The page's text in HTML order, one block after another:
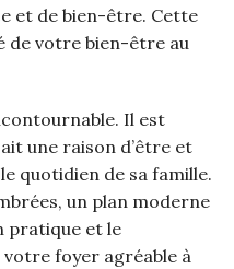
et de bien-être. Cette
de votre bien-être au
Il est
une raison d’être et
quotidien de sa famille.
un plan moderne
pratique et le
foyer agréable à